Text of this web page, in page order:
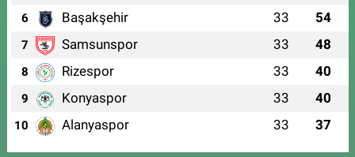
6 Başakşehir 33 54
7 Samsunspor 33 48
8 Rizespor 33 40
9 Konyaspor 33 40
10 Alanyaspor 33 37